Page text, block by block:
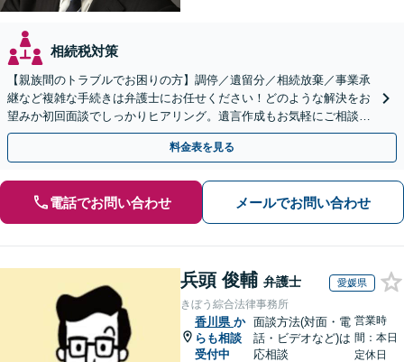
相続税対策
【親族間のトラブルでお困りの方】調停／遺留分／相続放棄／事業承
継など複雑な手続きは弁護士にお任せください！どのような解決をお
望みか初回面談でしっかりヒアリング。遺言作成もお気軽にご相談く
ださい。
料金表を見る
電話でお問い合わせ メールでお問い合わせ
兵頭 俊輔 弁護士 愛媛県
きぼう綜合法律事務所
香川県 か
らも相談
受付中
面談方法(対面・電
話・ビデオなど)は
応相談
営業時
間：本日
定休日